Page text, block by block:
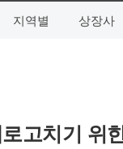
지역별 상장사
고치기 위